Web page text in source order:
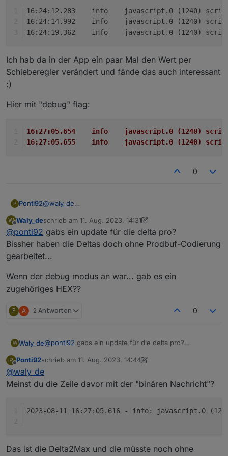
16:24:12.283	info
16:24:14.992	info
16:24:19.362	info
Ich hab da in der App ein paar Mal den Wert per
Schieberegler verändert und fände das auch interessant
:)
Hier mit "debug" flag:
16:27:05.654	info
16:27:05.655	info	javascript.0
0
P Ponti92@waly_de
Charge speeds gibt das Skript eine Dekodier-
Fehlermeldung:
16:24:12.283	info	javascript.0 (1240)
16:24:14.992	info	javascript.0 (1240)
Ich hab da in der App ein paar Mal den Wert per
interessant :)
Hier mit "debug" flag:
16:27:05.654	info	javascript.0 (1240)
W
Offline
Waly_deschrieb am 11. Aug. 2023, 14:31
zuletzt editiert von Waly_de8. Nov. 2023, 16:32
@ponti92 gabs ein update für die delta pro?
Bissher haben die Deltas doch ohne Prodbuf-Codierung
gearbeitet...
Wenn der debug modus an war... gab es ein
zugehöriges HEX??
P A 2 Antworten 0
W Waly_de@ponti92 gabs ein update für die delta pro?
Codierung gearbeitet...
Wenn der debug modus an war... gab es ein
P
Offline
Ponti92schrieb am 11. Aug. 2023, 14:44
zuletzt editiert von Ponti92 8. Nov. 2023, 16:46
@waly_de
Meinst du die Zeile davor mit der "binären Nachricht"?
2023-08-11 16:27:05.616 - info: javascript.0 (1240)
Das ist die Delta2Max und die müsste noch ohne